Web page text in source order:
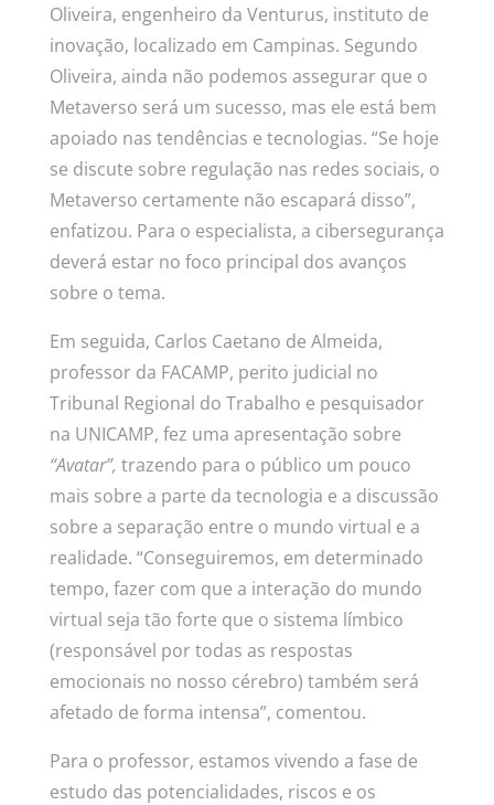
Oliveira, engenheiro da Venturus, instituto de
inovação, localizado em Campinas. Segundo
Oliveira, ainda não podemos assegurar que o
Metaverso será um sucesso, mas ele está bem
apoiado nas tendências e tecnologias. “Se hoje
se discute sobre regulação nas redes sociais, o
Metaverso certamente não escapará disso”,
enfatizou. Para o especialista, a cibersegurança
deverá estar no foco principal dos avanços
sobre o tema.
Em seguida, Carlos Caetano de Almeida,
professor da FACAMP, perito judicial no
Tribunal Regional do Trabalho e pesquisador
na UNICAMP, fez uma apresentação sobre
“Avatar”, trazendo para o público um pouco
mais sobre a parte da tecnologia e a discussão
sobre a separação entre o mundo virtual e a
realidade. “Conseguiremos, em determinado
tempo, fazer com que a interação do mundo
virtual seja tão forte que o sistema límbico
(responsável por todas as respostas
emocionais no nosso cérebro) também será
afetado de forma intensa”, comentou.
Para o professor, estamos vivendo a fase de
estudo das potencialidades, riscos e os